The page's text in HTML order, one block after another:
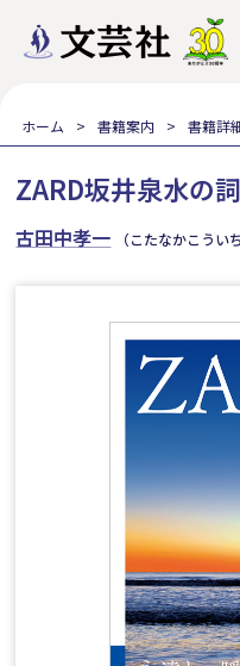
ホーム 書籍案内 書籍詳
ZARD坂井泉水の
古田中孝一 （こたなかこういち